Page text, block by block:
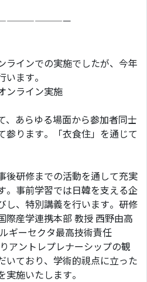
ラインでの実施でしたが、今年
ます。
ンライン実施
、あらゆる場面から参加者同士
参ります。「衣食住」を通じて
後研修までの活動を通して充実
。事前学習では日韓を支える企
し、特別講義を行います。研修
際産学連携本部 教授 西野由高
ギーセクタ最高技術責任
アントレプレナーシップの観
いており、学術的視点に立った
施いたします。